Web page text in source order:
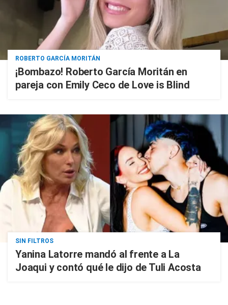
ROBERTO GARCÍA MORITÁN
¡Bombazo! Roberto García Moritán en
pareja con Emily Ceco de Love is Blind
SIN FILTROS
Yanina Latorre mandó al frente a La
Joaqui y contó qué le dijo de Tuli Acosta